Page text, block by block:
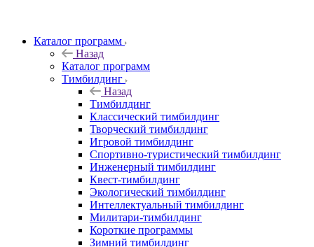
Каталог программ
Назад
Каталог программ
Тимбилдинг
Назад
Тимбилдинг
Классический тимбилдинг
Творческий тимбилдинг
Игровой тимбилдинг
Спортивно-туристический тимбилдинг
Инженерный тимбилдинг
Квест-тимбилдинг
Экологический тимбилдинг
Интеллектуальный тимбилдинг
Милитари-тимбилдинг
Короткие программы
Зимний тимбилдинг